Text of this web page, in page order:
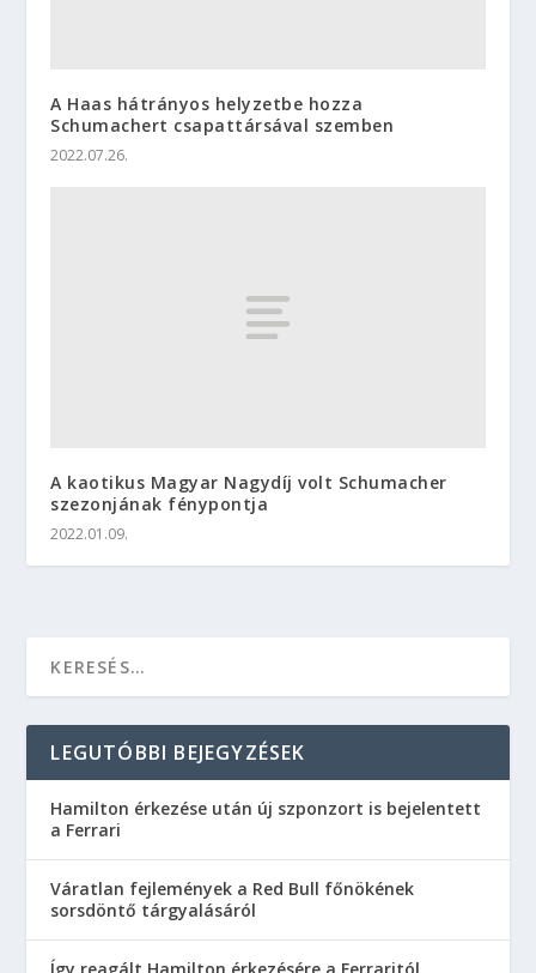
A Haas hátrányos helyzetbe hozza
Schumachert csapattársával szemben
2022.07.26.
A kaotikus Magyar Nagydíj volt Schumacher
szezonjának fénypontja
2022.01.09.
LEGUTÓBBI BEJEGYZÉSEK
Hamilton érkezése után új szponzort is bejelentett
a Ferrari
Váratlan fejlemények a Red Bull főnökének
sorsdöntő tárgyalásáról